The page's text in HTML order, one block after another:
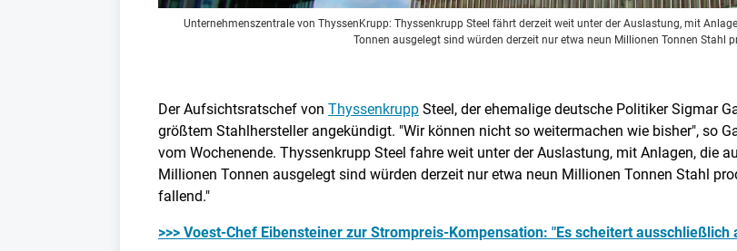
Unternehmenszentrale von ThyssenKrupp: Thyssenkrupp Steel fährt derzeit weit unter der Auslastung, mit
Tonnen ausgelegt sind würden derzeit nur etwa neun Millionen Tonnen Stahl
Der Aufsichtsratschef von Thyssenkrupp Steel, der ehemalige deutsche Politiker Sigmar
größtem Stahlhersteller angekündigt. "Wir können nicht so weitermachen wie bisher", so
vom Wochenende. Thyssenkrupp Steel fahre weit unter der Auslastung, mit Anlagen, die
Millionen Tonnen ausgelegt sind würden derzeit nur etwa neun Millionen Tonnen Stahl
fallend."
>>> Voest-Chef Eibensteiner zur Strompreis-Kompensation: "Es scheitert ausschließlich